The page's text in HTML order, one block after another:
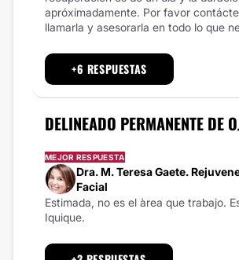
apróximadamente. Por favor
llamarla y asesorarla en todo lo que
+6 RESPUESTAS
DELINEADO PERMANENTE DE
MEJOR RESPUESTA
Dra. M. Teresa Gaete.
Facial
Estimada, no es el àrea que trabajo.
Iquique.